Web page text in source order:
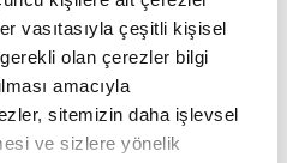
vasıtasıyla çeşitli kişisel
olan çerezler bilgi
amacıyla
sitemizin daha işlevsel
ve sizlere yönelik
bildirilmiştir.
getirmesi halinde
eden müşriklere
yeterli olduğu başka